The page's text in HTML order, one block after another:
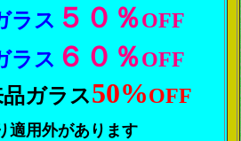
ラス ５０％OFF
ラス ６０％OFF
ガラス50%OFF
適用外があります